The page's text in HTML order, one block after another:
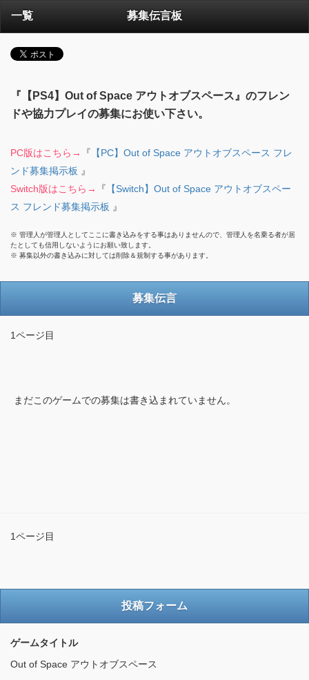
一覧 募集伝言板
『【PS4】Out of Space アウトオブスペース』のフレン
ドや協力プレイの募集にお使い下さい。
PC版はこちら→ 『 【PC】Out of Space アウトオブスペース フレ
ンド募集掲示板 』
Switch版はこちら→
『 【Switch】Out of Space アウトオブスペー
ス フレンド募集掲示板 』
※ 管理人が管理人としてここに書き込みをする事はありませんので、管理人を名乗る者が居
たとしても信用しないようにお願い致します。
※ 募集以外の書き込みに対しては削除＆規制する事があります。
募集伝言
1ページ目
まだこのゲームでの募集は書き込まれていません。
1ページ目
投稿フォーム
ゲームタイトル
Out of Space アウトオブスペース